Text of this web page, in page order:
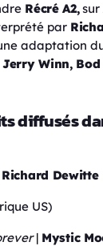
Récré A2,sur
par
adaptation
Jerry Winn, Bod
diffusés
Richard Dewitte
US)
| Mystic